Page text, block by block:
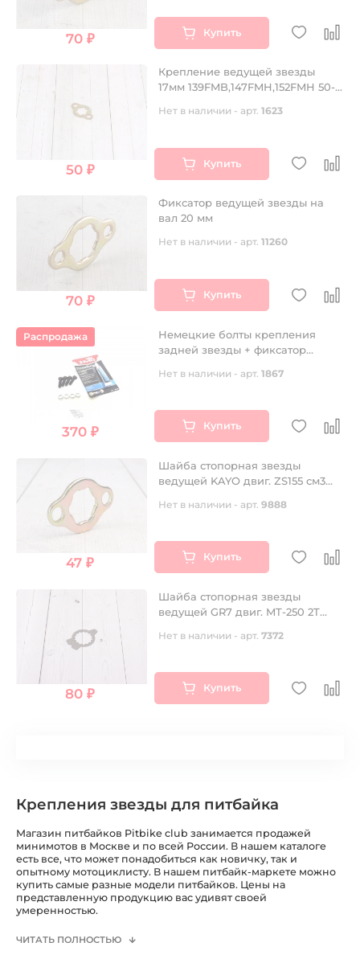
70 ₽ Купить
50 ₽
Крепление ведущей звезды
17мм 139FMB,147FMH,152FMH 50-
Нет в наличии - арт.1623
Купить
70 ₽
Фиксатор ведущей звезды на
вал 20 мм
Нет в наличии - арт.11260
Купить
Распродажа
370 ₽
Немецкие болты крепления
задней звезды + фиксатор
Нет в наличии - арт.1867
Купить
47 ₽
Шайба стопорная звезды
ведущей KAYO двиг. ZS155 см3
Нет в наличии - арт.9888
Купить
80 ₽
Шайба стопорная звезды
ведущей GR7 двиг. MT-250 2T
Нет в наличии - арт.7372
Купить
Крепления звезды для питбайка
Магазин питбайков Pitbike club занимается продажей
минимотов в Москве и по всей России. В нашем каталоге
есть все, что может понадобиться как новичку, так и
опытному мотоциклисту. В нашем питбайк-маркете можно
купить самые разные модели питбайков. Цены на
представленную продукцию вас удивят своей
умеренностью.
ЧИТАТЬ ПОЛНОСТЬЮ